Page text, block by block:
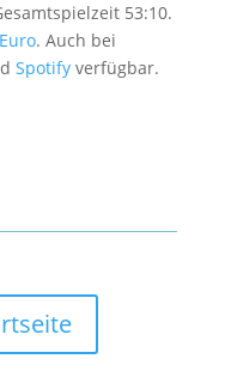
53:10.
. Auch bei
Spotifyverfügbar.